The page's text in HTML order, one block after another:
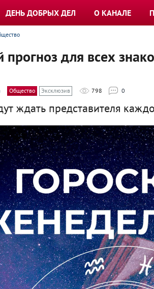
ДЕНЬ ДОБРЫХ ДЕЛ О КАНАЛЕ
прогноз для всех
Общество Эксклюзив 798 0
ждать представителя